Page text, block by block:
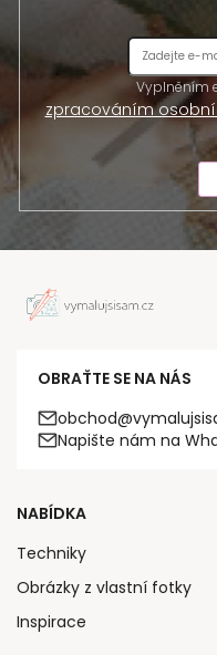
Vyplněním
zpracováním
OBRAŤTE SE NA NÁS
Napište nám na
NABÍDKA
Techniky
Obrázky z vlastní fotky
Inspirace